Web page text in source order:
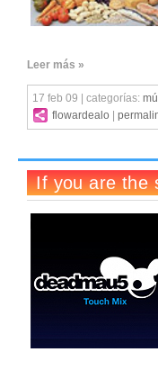
Leer más »
17 feb 09 | categorías:
flowardealo